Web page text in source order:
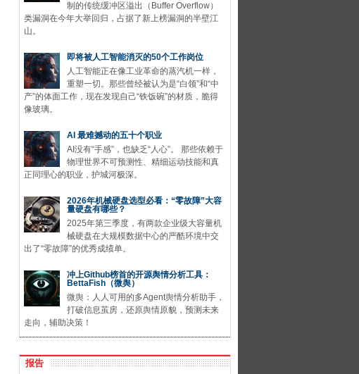
制的传统缓冲区溢出（Buffer Overflow）
类漏洞在今年大举回归，占据了新上榜漏洞的半壁江
山。
即将被人工智能消灭的50个工作岗位
人工智能正在像工业革命的蒸汽机一样，
重塑一切。那些曾经被认为是“白领”和“中
产”的体面工作，现在发现自己“铁饭碗”的材质，脆得
像玻璃。
AI 最难撼动的五十个职业
AI没有“手感”，也缺乏“人心”。 那些依赖于
物理世界不可预测性、精细运动技能和真
正同理心的职业，护城河极深。
2026年机械硬盘选型必看：“零故障”大容
量硬盘有哪些？
2025年第三季度，有两款企业级大容量机
械硬盘在大规模数据中心的严酷环境中交
出了“零故障”的优秀成绩单。
冲上Github榜首的开源舆情分析工具：
BettaFish（微舆）
微舆：人人可用的多Agent舆情分析助手，
打破信息茧房，还原舆情原貌，预测未来
走向，辅助决策！
报告